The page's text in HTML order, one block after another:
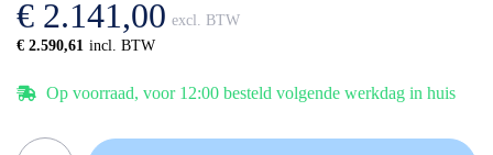
€ 2.590,61
€ 2.141,00
Op voorraad, voor 12:00 besteld volgende werkdag in huis